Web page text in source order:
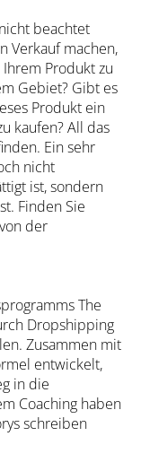
beachtet
Verkauf machen,
Produkt zu
Gebiet? Gibt es
Produkt ein
kaufen? All das
Ein sehr
nicht
ist, sondern
Finden Sie
der
The
Dropshipping
Zusammen mit
entwickelt,
in die
Coaching haben
schreiben